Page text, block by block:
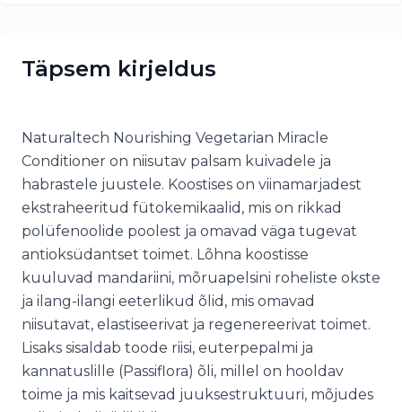
Täpsem kirjeldus
Naturaltech Nourishing Vegetarian Miracle
Conditioner on niisutav palsam kuivadele ja
habrastele juustele. Koostises on viinamarjadest
ekstraheeritud fütokemikaalid, mis on rikkad
polüfenoolide poolest ja omavad väga tugevat
antioksüdantset toimet. Lõhna koostisse
kuuluvad mandariini, mõruapelsini roheliste okste
ja ilang-ilangi eeterlikud õlid, mis omavad
niisutavat, elastiseerivat ja regenereerivat toimet.
Lisaks sisaldab toode riisi, euterpepalmi ja
kannatuslille (Passiflora) õli, millel on hooldav
toime ja mis kaitsevad juuksestruktuuri, mõjudes